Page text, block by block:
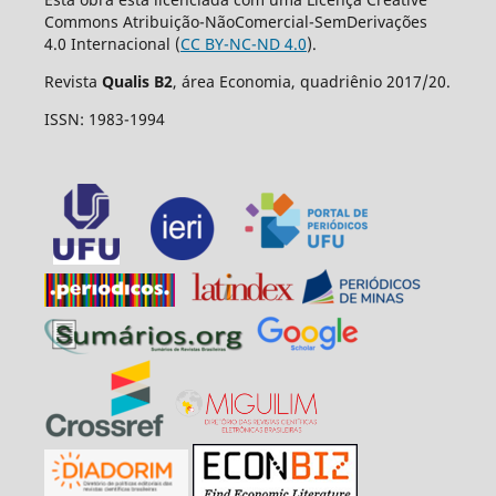
Commons Atribuição-NãoComercial-SemDerivações
4.0 Internacional (CC BY-NC-ND 4.0).
Revista Qualis B2, área Economia, quadriênio 2017/20.
ISSN: 1983-1994